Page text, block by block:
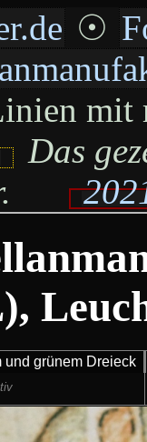
☉
mit
Das
grünem Dreieck